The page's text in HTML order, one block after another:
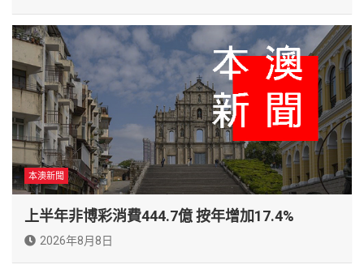
本澳新聞
上半年非博彩消費444.7億 按年增加17.4%
2026年8月8日